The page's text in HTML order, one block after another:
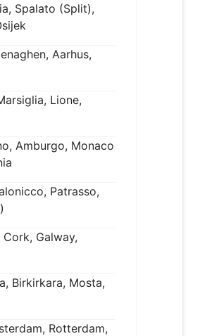
Spalato (Split),
Aarhus,
Lione,
Amburgo, Monaco
Patrasso,
Galway,
Birkirkara, Mosta,
Rotterdam,